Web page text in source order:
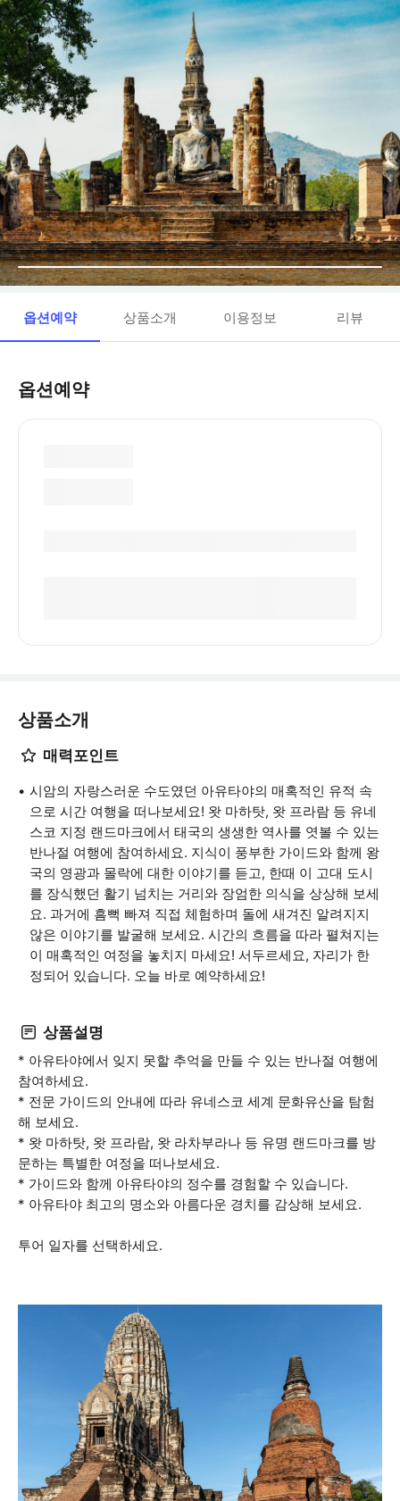
옵션예약 상품소개 이용정보 리뷰
옵션예약
상품소개
매력포인트
시암의 자랑스러운 수도였던 아유타야의 매혹적인 유적 속
으로 시간 여행을 떠나보세요! 왓 마하탓, 왓 프라람 등 유네
스코 지정 랜드마크에서 태국의 생생한 역사를 엿볼 수 있는
반나절 여행에 참여하세요. 지식이 풍부한 가이드와 함께 왕
국의 영광과 몰락에 대한 이야기를 듣고, 한때 이 고대 도시
를 장식했던 활기 넘치는 거리와 장엄한 의식을 상상해 보세
요. 과거에 흠뻑 빠져 직접 체험하며 돌에 새겨진 알려지지
않은 이야기를 발굴해 보세요. 시간의 흐름을 따라 펼쳐지는
이 매혹적인 여정을 놓치지 마세요! 서두르세요, 자리가 한
정되어 있습니다. 오늘 바로 예약하세요!
상품설명
* 아유타야에서 잊지 못할 추억을 만들 수 있는 반나절 여행에
참여하세요.
* 전문 가이드의 안내에 따라 유네스코 세계 문화유산을 탐험
해 보세요.
* 왓 마하탓, 왓 프라람, 왓 라차부라나 등 유명 랜드마크를 방
문하는 특별한 여정을 떠나보세요.
* 가이드와 함께 아유타야의 정수를 경험할 수 있습니다.
* 아유타야 최고의 명소와 아름다운 경치를 감상해 보세요.
투어 일자를 선택하세요.